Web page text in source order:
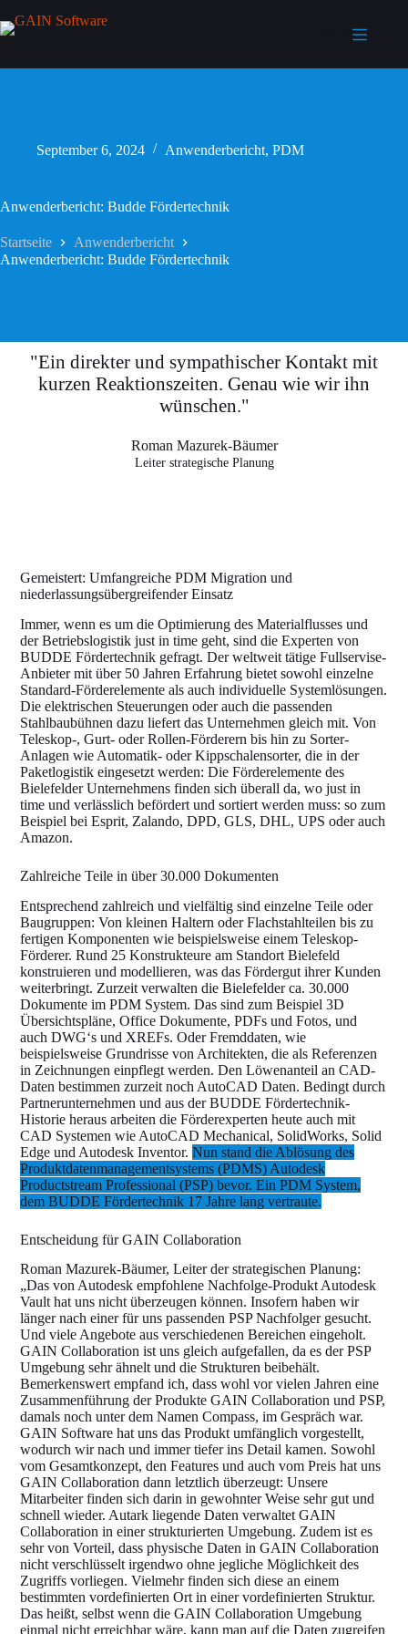
Menü
September 6, 2024 Anwenderbericht, PDM
Anwenderbericht: Budde Fördertechnik
Startseite
Anwenderbericht
Anwenderbericht: Budde Fördertechnik
"Ein direkter und sympathischer Kontakt mit
kurzen Reaktionszeiten. Genau wie wir ihn
wünschen."
Roman Mazurek-Bäumer
Leiter strategische Planung
Gemeistert: Umfangreiche PDM Migration und
niederlassungsübergreifender Einsatz
Immer, wenn es um die Optimierung des Materialflusses und
der Betriebslogistik just in time geht, sind die Experten von
BUDDE Fördertechnik gefragt. Der weltweit tätige Fullservise-
Anbieter mit über 50 Jahren Erfahrung bietet sowohl einzelne
Standard-Förderelemente als auch individuelle Systemlösungen.
Die elektrischen Steuerungen oder auch die passenden
Stahlbaubühnen dazu liefert das Unternehmen gleich mit. Von
Teleskop-, Gurt- oder Rollen-Förderern bis hin zu Sorter-
Anlagen wie Automatik- oder Kippschalensorter, die in der
Paketlogistik eingesetzt werden: Die Förderelemente des
Bielefelder Unternehmens finden sich überall da, wo just in
time und verlässlich befördert und sortiert werden muss: so zum
Beispiel bei Esprit, Zalando, DPD, GLS, DHL, UPS oder auch
Amazon.
Zahlreiche Teile in über 30.000 Dokumenten
Entsprechend zahlreich und vielfältig sind einzelne Teile oder
Baugruppen: Von kleinen Haltern oder Flachstahlteilen bis zu
fertigen Komponenten wie beispielsweise einem Teleskop-
Förderer. Rund 25 Konstrukteure am Standort Bielefeld
konstruieren und modellieren, was das Fördergut ihrer Kunden
weiterbringt. Zurzeit verwalten die Bielefelder ca. 30.000
Dokumente im PDM System. Das sind zum Beispiel 3D
Übersichtspläne, Office Dokumente, PDFs und Fotos, und
auch DWG‘s und XREFs. Oder Fremddaten, wie
beispielsweise Grundrisse von Architekten, die als Referenzen
in Zeichnungen einpflegt werden. Den Löwenanteil an CAD-
Daten bestimmen zurzeit noch AutoCAD Daten. Bedingt durch
Partnerunternehmen und aus der BUDDE Fördertechnik-
Historie heraus arbeiten die Förderexperten heute auch mit
CAD Systemen wie AutoCAD Mechanical, SolidWorks, Solid
Edge und Autodesk Inventor.Nun stand die Ablösung des
Produktdatenmanagementsystems (PDMS) Autodesk
Productstream Professional (PSP) bevor. Ein PDM System,
dem BUDDE Fördertechnik 17 Jahre lang vertraute.
Entscheidung für GAIN Collaboration
Roman Mazurek-Bäumer, Leiter der strategischen Planung:
„Das von Autodesk empfohlene Nachfolge-Produkt Autodesk
Vault hat uns nicht überzeugen können. Insofern haben wir
länger nach einer für uns passenden PSP Nachfolger gesucht.
Und viele Angebote aus verschiedenen Bereichen eingeholt.
GAIN Collaboration ist uns gleich aufgefallen, da es der PSP
Umgebung sehr ähnelt und die Strukturen beibehält.
Bemerkenswert empfand ich, dass wohl vor vielen Jahren eine
Zusammenführung der Produkte GAIN Collaboration und PSP,
damals noch unter dem Namen Compass, im Gespräch war.
GAIN Software hat uns das Produkt umfänglich vorgestellt,
wodurch wir nach und immer tiefer ins Detail kamen. Sowohl
vom Gesamtkonzept, den Features und auch vom Preis hat uns
GAIN Collaboration dann letztlich überzeugt: Unsere
Mitarbeiter finden sich darin in gewohnter Weise sehr gut und
schnell wieder. Autark liegende Daten verwaltet GAIN
Collaboration in einer strukturierten Umgebung. Zudem ist es
sehr von Vorteil, dass physische Daten in GAIN Collaboration
nicht verschlüsselt irgendwo ohne jegliche Möglichkeit des
Zugriffs vorliegen. Vielmehr finden sich diese an einem
bestimmten vordefinierten Ort in einer vordefinierten Struktur.
Das heißt, selbst wenn die GAIN Collaboration Umgebung
einmal nicht erreichbar wäre, kann man auf die Daten zugreifen